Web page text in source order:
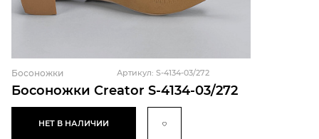
Босоножки Creator S-4134-03/272
Босоножки Артикул: S-4134-03/272
НЕТ В НАЛИЧИИ